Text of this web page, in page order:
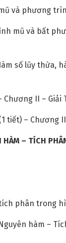
và phương
mũ và bất
số lũy thừa,
II – Giải
tiết) – Chương II
– TÍCH
phân trong
hàm –